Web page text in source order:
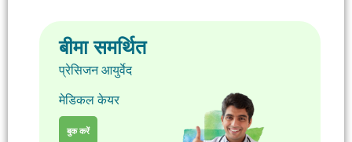
बीमा समर्थित
प्रेसिजन आयुर्वेद
मेडिकल केयर
बुक करें